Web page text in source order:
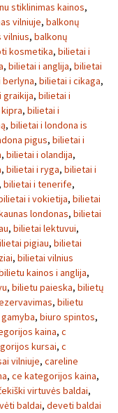
stiklinimas kainos,
vilniuje, balkonų
vilnius, balkonų
kosmetika, bilietai i
, bilietai i anglija, bilietai
berlyna, bilietai i cikaga,
graikija, bilietai i
, bilietai i
, bilietai i londona is
pigus, bilietai i
, bilietai i olandija,
, bilietai i ryga, bilietai i
, bilietai i tenerife,
i vokietija, bilietai
londonas, bilietai
, bilietai lektuvui,
pigiau, bilietai
, bilietai vilnius
kainos i anglija,
, bilietu paieska, bilietų
, bilietu
, biuro spintos,
kaina, c
kursai, c
vilniuje, careline
, ce kategorijos kaina,
virtuvės baldai,
baldai, deveti baldai